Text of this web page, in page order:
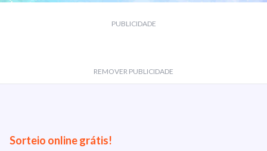
PUBLICIDADE
REMOVER PUBLICIDADE
Sorteio online grátis!